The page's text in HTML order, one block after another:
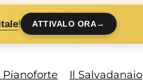
! ATTIVALO ORA→
Il Salvadanaio